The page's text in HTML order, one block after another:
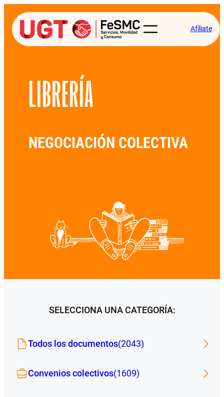
Afíliate
LIBRERÍA
NEGOCIACIÓN COLECTIVA
SELECCIONA UNA CATEGORÍA:
Todos los documentos(2043)
Convenios colectivos(1609)